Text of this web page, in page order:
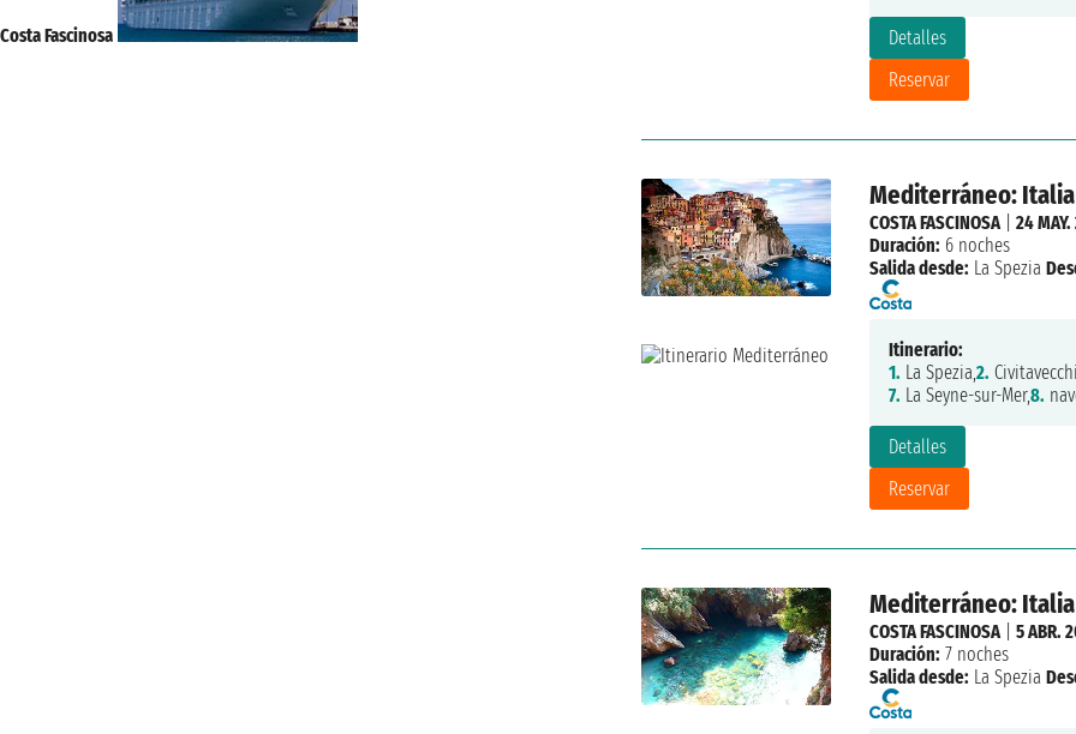
Detalles
Reservar
Mediterráneo: Italia
Detalles
Reservar
COSTA FASCINOSA| 24
Duración: 6 noches
Salida desde: La Spezia
Itinerario:
1. La Spezia,2.
7. La Seyne-sur-Mer,8.
Mediterráneo: Italia
COSTA FASCINOSA| 5 ABR.
Duración: 7 noches
Salida desde: La Spezia
Costa Fascinosa